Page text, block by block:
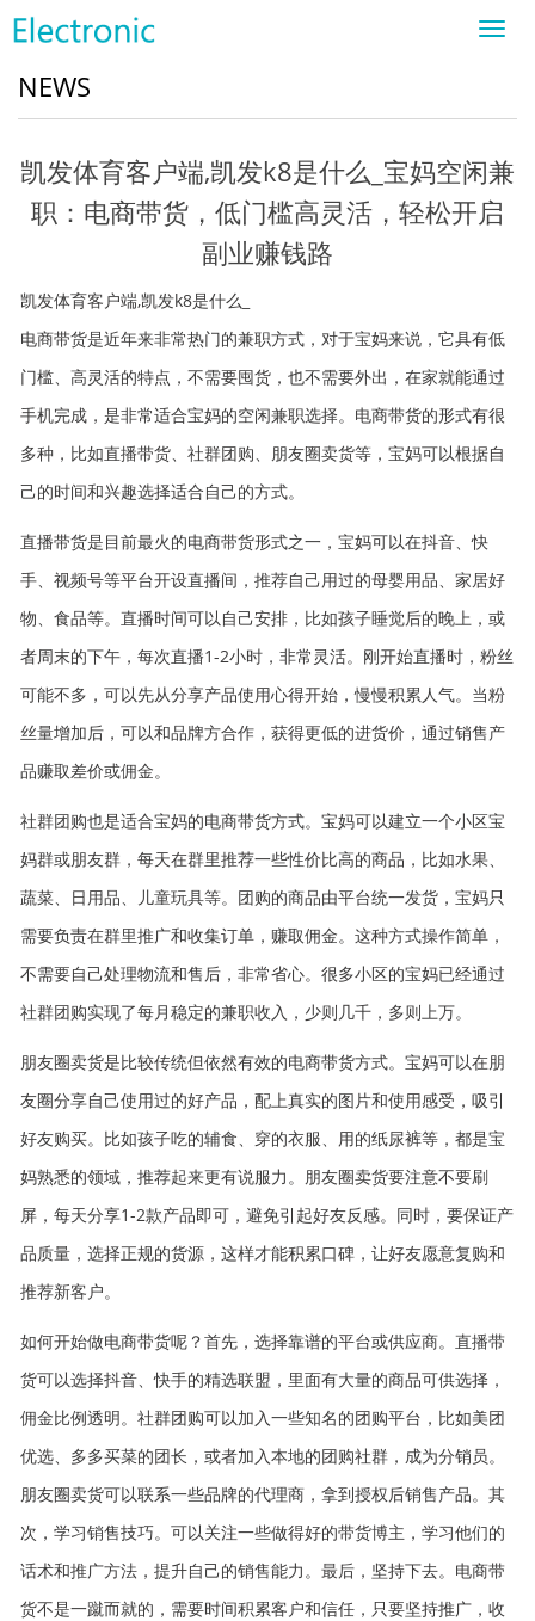
NEWS
凯发体育客户端,凯发k8是什么_宝妈空闲兼
职：电商带货，低门槛高灵活，轻松开启
副业赚钱路
凯发体育客户端,凯发k8是什么_
电商带货是近年来非常热门的兼职方式，对于宝妈来说，它具有低
门槛、高灵活的特点，不需要囤货，也不需要外出，在家就能通过
手机完成，是非常适合宝妈的空闲兼职选择。电商带货的形式有很
多种，比如直播带货、社群团购、朋友圈卖货等，宝妈可以根据自
己的时间和兴趣选择适合自己的方式。
直播带货是目前最火的电商带货形式之一，宝妈可以在抖音、快
手、视频号等平台开设直播间，推荐自己用过的母婴用品、家居好
物、食品等。直播时间可以自己安排，比如孩子睡觉后的晚上，或
者周末的下午，每次直播1-2小时，非常灵活。刚开始直播时，粉丝
可能不多，可以先从分享产品使用心得开始，慢慢积累人气。当粉
丝量增加后，可以和品牌方合作，获得更低的进货价，通过销售产
品赚取差价或佣金。
社群团购也是适合宝妈的电商带货方式。宝妈可以建立一个小区宝
妈群或朋友群，每天在群里推荐一些性价比高的商品，比如水果、
蔬菜、日用品、儿童玩具等。团购的商品由平台统一发货，宝妈只
需要负责在群里推广和收集订单，赚取佣金。这种方式操作简单，
不需要自己处理物流和售后，非常省心。很多小区的宝妈已经通过
社群团购实现了每月稳定的兼职收入，少则几千，多则上万。
朋友圈卖货是比较传统但依然有效的电商带货方式。宝妈可以在朋
友圈分享自己使用过的好产品，配上真实的图片和使用感受，吸引
好友购买。比如孩子吃的辅食、穿的衣服、用的纸尿裤等，都是宝
妈熟悉的领域，推荐起来更有说服力。朋友圈卖货要注意不要刷
屏，每天分享1-2款产品即可，避免引起好友反感。同时，要保证产
品质量，选择正规的货源，这样才能积累口碑，让好友愿意复购和
推荐新客户。
如何开始做电商带货呢？首先，选择靠谱的平台或供应商。直播带
货可以选择抖音、快手的精选联盟，里面有大量的商品可供选择，
佣金比例透明。社群团购可以加入一些知名的团购平台，比如美团
优选、多多买菜的团长，或者加入本地的团购社群，成为分销员。
朋友圈卖货可以联系一些品牌的代理商，拿到授权后销售产品。其
次，学习销售技巧。可以关注一些做得好的带货博主，学习他们的
话术和推广方法，提升自己的销售能力。最后，坚持下去。电商带
货不是一蹴而就的，需要时间积累客户和信任，只要坚持推广，收